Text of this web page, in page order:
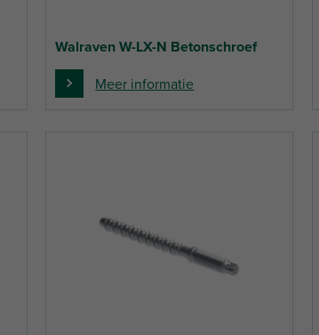
Walraven W-LX-N Betonschroef
Meer informatie